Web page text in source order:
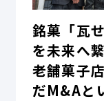
銘菓「瓦
を未来へ繋
老舗菓子
だM&Aと